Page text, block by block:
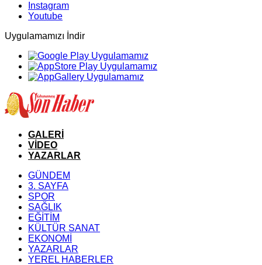
Instagram
Youtube
Uygulamamızı İndir
GALERİ
VİDEO
YAZARLAR
GÜNDEM
3. SAYFA
SPOR
SAĞLIK
EĞİTİM
KÜLTÜR SANAT
EKONOMİ
YAZARLAR
YEREL HABERLER